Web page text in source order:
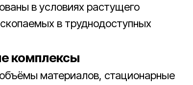
в условиях растущего
в труднодоступных
комплексы
материалов, стационарные